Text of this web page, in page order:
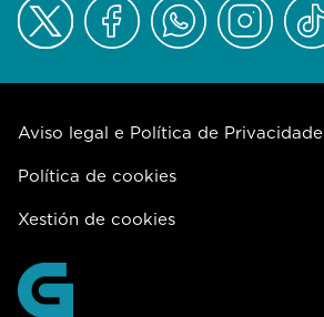
Aviso legal e Política de Privacidade
Política de cookies
Xestión de cookies